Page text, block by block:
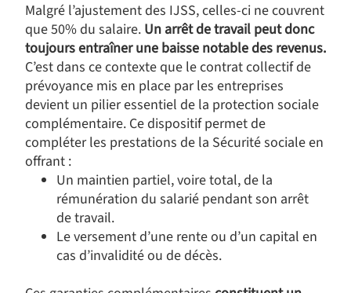
Malgré l’ajustement des IJSS, celles-ci ne couvrent
que 50% du salaire. Un arrêt de travail peut donc
toujours entraîner une baisse notable des revenus.
C’est dans ce contexte que le contrat collectif de
prévoyance mis en place par les entreprises
devient un pilier essentiel de la protection sociale
complémentaire. Ce dispositif permet de
compléter les prestations de la Sécurité sociale en
offrant :
Un maintien partiel, voire total, de la
rémunération du salarié pendant son arrêt
de travail.
Le versement d’une rente ou d’un capital en
cas d’invalidité ou de décès.